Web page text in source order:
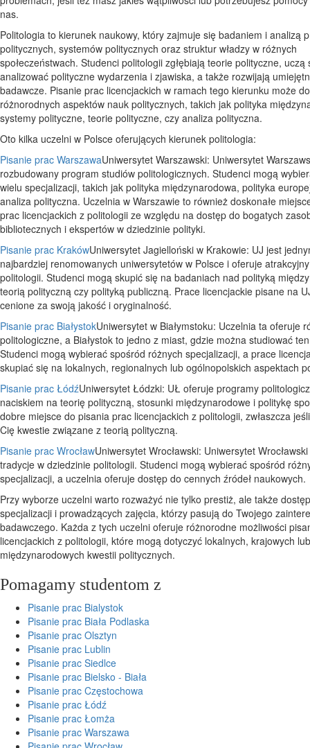
nas.
Politologia to kierunek naukowy, który zajmuje się badaniem i analizą
politycznych, systemów politycznych oraz struktur władzy w różnych
społeczeństwach. Studenci politologii zgłębiają teorie polityczne, uczą
analizować polityczne wydarzenia i zjawiska, a także rozwijają
badawcze. Pisanie prac licencjackich w ramach tego kierunku może
różnorodnych aspektów nauk politycznych, takich jak polityka
systemy polityczne, teorie polityczne, czy analiza polityczna.
Oto kilka uczelni w Polsce oferujących kierunek politologia:
Pisanie prac WarszawaUniwersytet Warszawski: Uniwersytet
rozbudowany program studiów politologicznych. Studenci mogą
wielu specjalizacji, takich jak polityka międzynarodowa, polityka
analiza polityczna. Uczelnia w Warszawie to również doskonałe
prac licencjackich z politologii ze względu na dostęp do bogatych
bibliotecznych i ekspertów w dziedzinie polityki.
Pisanie prac KrakówUniwersytet Jagielloński w Krakowie: UJ jest
najbardziej renomowanych uniwersytetów w Polsce i oferuje
politologii. Studenci mogą skupić się na badaniach nad polityką
teorią polityczną czy polityką publiczną. Prace licencjackie pisane na
cenione za swoją jakość i oryginalność.
Pisanie prac BiałystokUniwersytet w Białymstoku: Uczelnia ta oferuje
politologiczne, a Białystok to jedno z miast, gdzie można studiować
Studenci mogą wybierać spośród różnych specjalizacji, a prace
skupiać się na lokalnych, regionalnych lub ogólnopolskich aspektach
Pisanie prac ŁódźUniwersytet Łódzki: UŁ oferuje programy
naciskiem na teorię polityczną, stosunki międzynarodowe i politykę
dobre miejsce do pisania prac licencjackich z politologii, zwłaszcza
Cię kwestie związane z teorią polityczną.
Pisanie prac WrocławUniwersytet Wrocławski: Uniwersytet
tradycje w dziedzinie politologii. Studenci mogą wybierać spośród
specjalizacji, a uczelnia oferuje dostęp do cennych źródeł naukowych.
Przy wyborze uczelni warto rozważyć nie tylko prestiż, ale także
specjalizacji i prowadzących zajęcia, którzy pasują do Twojego
badawczego. Każda z tych uczelni oferuje różnorodne możliwości
licencjackich z politologii, które mogą dotyczyć lokalnych, krajowych lub
międzynarodowych kwestii politycznych.
Pomagamy studentom z
Pisanie prac Bialystok
Pisanie prac Biała Podlaska
Pisanie prac Olsztyn
Pisanie prac Lublin
Pisanie prac Siedlce
Pisanie prac Bielsko - Biała
Pisanie prac Częstochowa
Pisanie prac Łódź
Pisanie prac Łomża
Pisanie prac Warszawa